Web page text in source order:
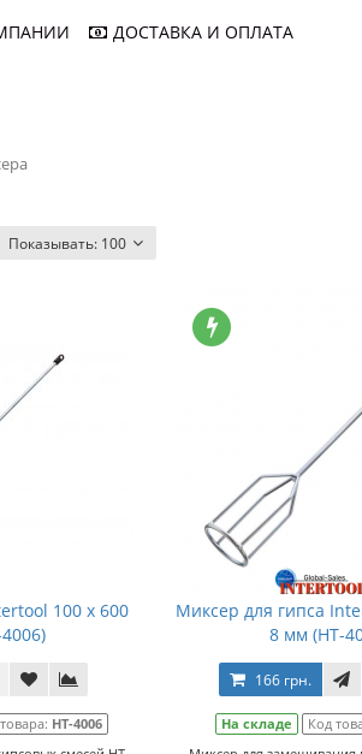
ДОСТАВКА И ОПЛАТА
Показывать: 100
100 x 600
HT-4006
Миксер для гипса
8 мм (HT-
166 грн.
На складе Код